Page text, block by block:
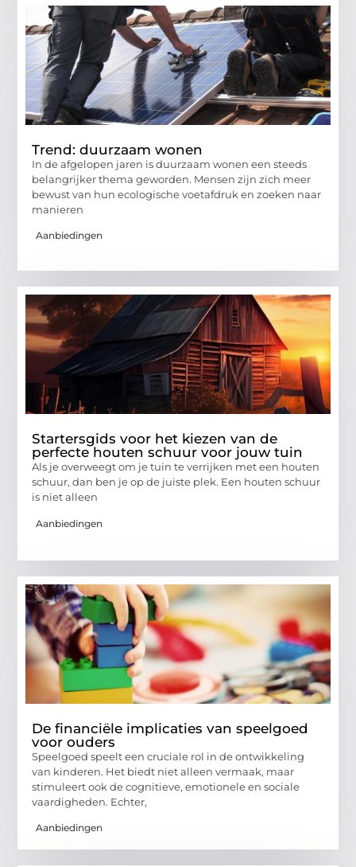
Trend: duurzaam wonen
In de afgelopen jaren is duurzaam wonen een steeds
belangrijker thema geworden. Mensen zijn zich meer
bewust van hun ecologische voetafdruk en zoeken naar
manieren
Aanbiedingen
Startersgids voor het kiezen van de
perfecte houten schuur voor jouw tuin
Als je overweegt om je tuin te verrijken met een houten
schuur, dan ben je op de juiste plek. Een houten schuur
is niet alleen
Aanbiedingen
De financiële implicaties van speelgoed
voor ouders
Speelgoed speelt een cruciale rol in de ontwikkeling
van kinderen. Het biedt niet alleen vermaak, maar
stimuleert ook de cognitieve, emotionele en sociale
vaardigheden. Echter,
Aanbiedingen